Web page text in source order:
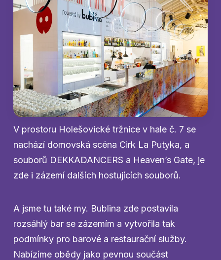
V prostoru Holešovické tržnice v hale č. 7 se
nachází domovská scéna Cirk La Putyka, a
souborů DEKKADANCERS a Heaven’s Gate, je
zde i zázemí dalších hostujících souborů.
A jsme tu také my. Bublina zde postavila
rozsáhlý bar se zázemím a vytvořila tak
podmínky pro barové a restaurační služby.
Nabízíme obědy jako pevnou součást